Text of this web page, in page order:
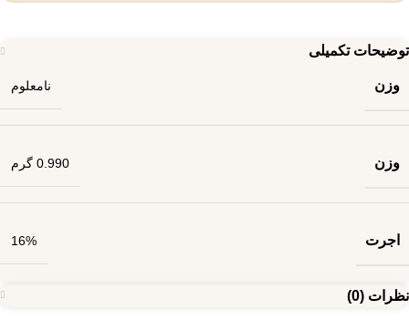
توضیحات تکمیلی
وزن نامعلوم
وزن 0.990 گرم
اجرت 16%
نظرات (0)